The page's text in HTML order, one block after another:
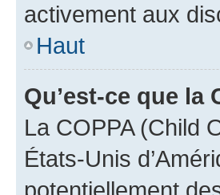
activement aux
Haut
Qu’est-ce que la
La COPPA (Child
États-Unis